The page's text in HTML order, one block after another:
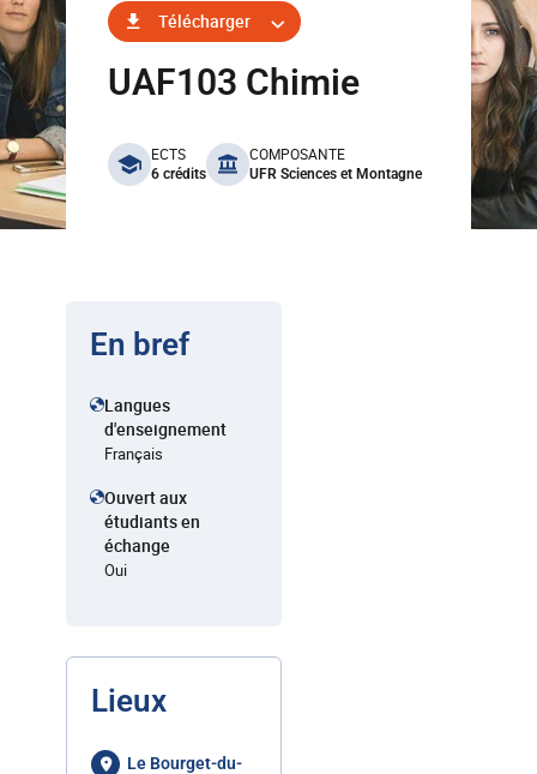
Télécharger
UAF103 Chimie
benefits
ECTS
6 crédits
COMPOSANTE
UFR Sciences et Montagne
En bref
Langues
d'enseignement
Français
Ouvert aux
étudiants en
échange
Oui
Lieux
Le Bourget-du-